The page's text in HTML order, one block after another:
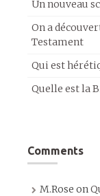
Un nouveau
On a
Testament
Qui est
Quelle est la
Comments
M.Rose on